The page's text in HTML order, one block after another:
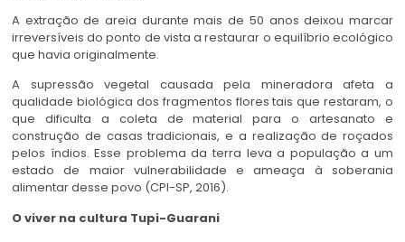
A extração de areia durante mais de 50 anos deixou marcar
irreversíveis do ponto de vista a restaurar o equilíbrio ecológico
que havia originalmente.
A supressão vegetal causada pela mineradora afeta a
qualidade biológica dos fragmentos flores tais que restaram, o
que dificulta a coleta de material para o artesanato e
construção de casas tradicionais, e a realização de roçados
pelos índios. Esse problema da terra leva a população a um
estado de maior vulnerabilidade e ameaça à soberania
alimentar desse povo (CPI-SP, 2016).
O viver na cultura Tupi-Guarani